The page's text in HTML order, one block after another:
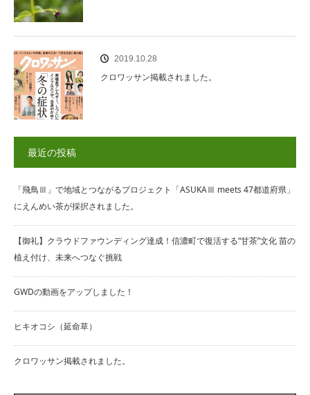
2019.10.28
クロワッサン掲載されました。
最近の投稿
「飛鳥Ⅲ」で地域とつながるプロジェクト「ASUKAⅢ meets 47都道府県」
にえんめい茶が採択されました。
【御礼】クラウドファウンディング達成！信濃町で復活する“甘茶”文化 苗の
植え付け、未来へつなぐ挑戦
GWDの動画をアップしました！
ヒキオコシ（延命草）
クロワッサン掲載されました。